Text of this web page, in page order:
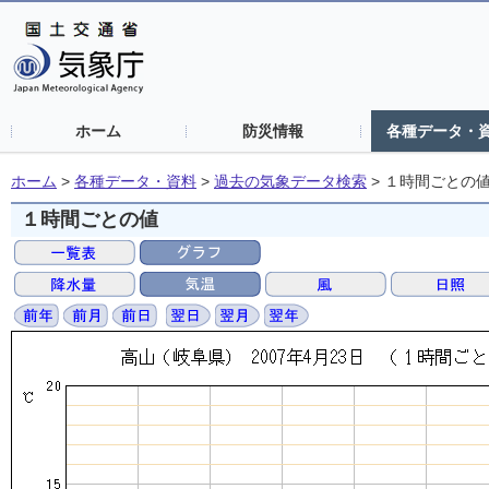
ホーム 防災情報 各種データ・
ホーム > 各種データ・資料 > 過去の気象データ検索 > １時間ごとの
１時間ごとの値